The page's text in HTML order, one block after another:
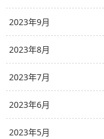
2023年9月
2023年8月
2023年7月
2023年6月
2023年5月